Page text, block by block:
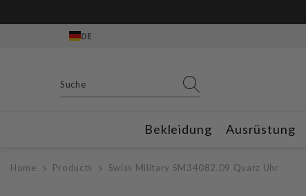
DE
Bekleidung Ausrüstung
Home Products Swiss Military SM34082.09 Quarz Uhr